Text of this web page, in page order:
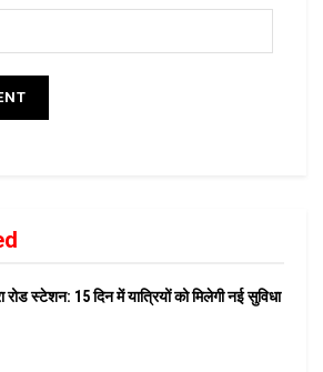
रोड स्टेशन: 15 दिन में यात्रियों को मिलेगी नई सुविधा